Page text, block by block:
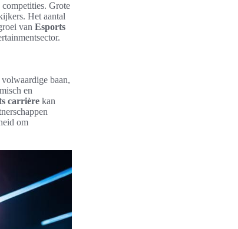
Grote
Het aantal
van Esports
baan,
en
carrière kan
om